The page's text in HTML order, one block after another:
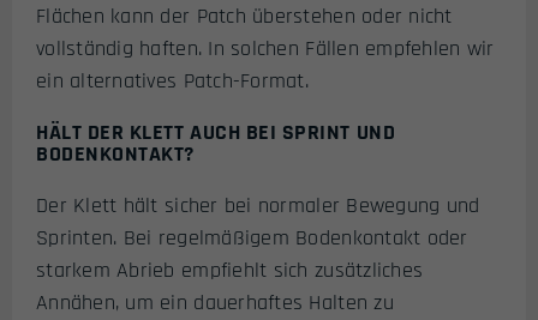
Flächen kann der Patch überstehen oder nicht
vollständig haften. In solchen Fällen empfehlen wir
ein alternatives Patch-Format.
HÄLT DER KLETT AUCH BEI SPRINT UND
BODENKONTAKT?
Der Klett hält sicher bei normaler Bewegung und
Sprinten. Bei regelmäßigem Bodenkontakt oder
starkem Abrieb empfiehlt sich zusätzliches
Annähen, um ein dauerhaftes Halten zu